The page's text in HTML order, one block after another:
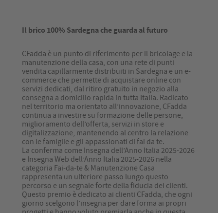
Il brico 100% Sardegna che guarda al futuro
CFadda è un punto di riferimento per il bricolage e la
manutenzione della casa, con una rete di punti
vendita capillarmente distribuiti in Sardegna e un e-
commerce che permette di acquistare online con
servizi dedicati, dal ritiro gratuito in negozio alla
consegna a domicilio rapida in tutta Italia. Radicato
nel territorio ma orientato all’innovazione, CFadda
continua a investire su formazione delle persone,
miglioramento dell’offerta, servizi in store e
digitalizzazione, mantenendo al centro la relazione
con le famiglie e gli appassionati di fai da te.
La conferma come Insegna dell’Anno Italia 2025-2026
e Insegna Web dell’Anno Italia 2025-2026 nella
categoria Fai-da-te & Manutenzione Casa
rappresenta un ulteriore passo lungo questo
percorso e un segnale forte della fiducia dei clienti.
Questo premio è dedicato ai clienti CFadda, che ogni
giorno scelgono l’insegna per dare forma ai propri